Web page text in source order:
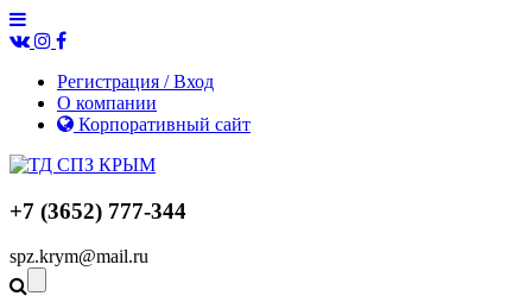
Регистрация / Вход
О компании
Корпоративный сайт
+7 (3652) 777-344
spz.krym@mail.ru